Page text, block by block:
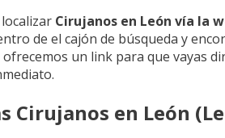
Cirujanos en León vía la
de el cajón de búsqueda y
un link para que vayas
Cirujanos en León